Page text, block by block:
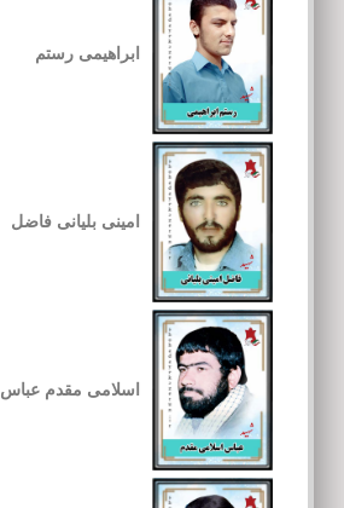
ابراهیمی رستم
امینی بلیانی فاضل
اسلامی مقدم عباس